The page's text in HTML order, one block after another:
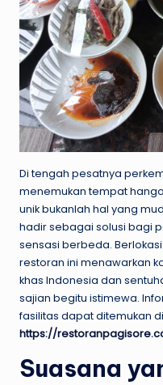
Di tengah pesatnya
menemukan tempat
unik bukanlah hal yang
hadir sebagai solusi bagi
sensasi berbeda.
restoran ini menawarkan
khas Indonesia dan
sajian begitu istimewa.
fasilitas dapat ditemukan
https://
Suasana